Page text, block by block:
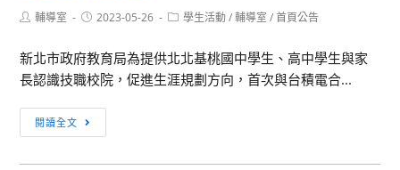
隊-
你
行
不
學
活
動
Post輔導室
Post2023-05-26
Post學生活動 / 輔導室 / 首頁公告
新北市政府教育局為提供北北基桃國中學生、高中學生與家
長認識技職校院，促進生涯規劃方向，首次與台積電合...
閱讀全文
動
轉